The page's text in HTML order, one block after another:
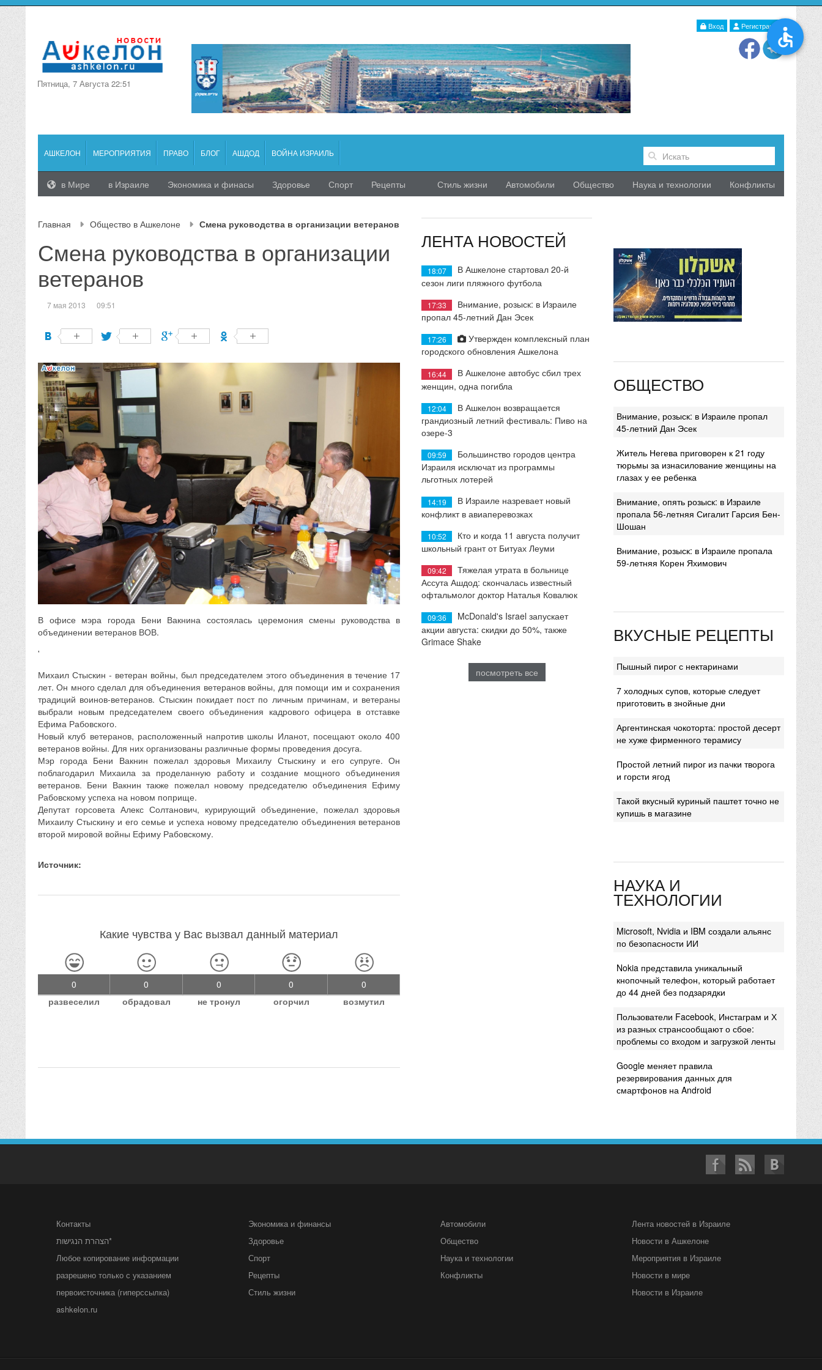
Вход Регистрация
Пятница, 7 Августа 22:51
АШКЕЛОН МЕРОПРИЯТИЯ ПРАВО БЛОГ АШДОД ВОЙНА ИЗРАИЛЬ
в Мире в Израиле Экономика и финасы Здоровье Спорт Рецепты Стиль жизни Автомобили Общество Наука и технологии Конфликты
Главная Общество в Ашкелоне Смена руководства в организации ветеранов
Смена руководства в организации
ветеранов
7 мая 2013 09:51
В офисе мэра города Бени Вакнина состоялась церемония смены руководства в
объединении ветеранов ВОВ.
'
Михаил Стыскин - ветеран войны, был председателем этого объединения в течение 17
лет. Он много сделал для объединения ветеранов войны, для помощи им и сохранения
традиций воинов-ветеранов. Стыскин покидает пост по личным причинам, и ветераны
выбрали новым председателем своего объединения кадрового офицера в отставке
Ефима Рабовского.
Новый клуб ветеранов, расположенный напротив школы Иланот, посещают около 400
ветеранов войны. Для них организованы различные формы проведения досуга.
Мэр города Бени Вакнин пожелал здоровья Михаилу Стыскину и его супруге. Он
поблагодарил Михаила за проделанную работу и создание мощного объединения
ветеранов. Бени Вакнин также пожелал новому председателю объединения Ефиму
Рабовскому успеха на новом поприще.
Депутат горсовета Алекс Солтанович, курирующий объединение, пожелал здоровья
Михаилу Стыскину и его семье и успеха новому председателю объединения ветеранов
второй мировой войны Ефиму Рабовскому.
Источник:
Какие чувства у Вас вызвал данный материал
0
развеселил
0
обрадовал
0
не тронул
0
огорчил
0
возмутил
ЛЕНТА НОВОСТЕЙ
18:07
В Ашкелоне стартовал 20-й
сезон лиги пляжного футбола
17:33
Внимание, розыск: в Израиле
пропал 45-летний Дан Эсек
17:26
Утвержден комплексный план
городского обновления Ашкелона
16:44
В Ашкелоне автобус сбил трех
женщин, одна погибла
12:04
В Ашкелон возвращается
грандиозный летний фестиваль: Пиво на
озере-3
09:59
Большинство городов центра
Израиля исключат из программы
льготных лотерей
14:19
В Израиле назревает новый
конфликт в авиаперевозках
10:52
Кто и когда 11 августа получит
школьный грант от Битуах Леуми
09:42
Тяжелая утрата в больнице
Ассута Ашдод: скончалась известный
офтальмолог доктор Наталья Ковалюк
09:36
McDonald's Israel запускает
акции августа: скидки до 50%, также
Grimace Shake
посмотреть все
ОБЩЕСТВО
Внимание, розыск: в Израиле пропал
45-летний Дан Эсек
Житель Негева приговорен к 21 году
тюрьмы за изнасилование женщины на
глазах у ее ребенка
Внимание, опять розыск: в Израиле
пропала 56-летняя Сигалит Гарсия Бен-
Шошан
Внимание, розыск: в Израиле пропала
59-летняя Корен Яхимович
ВКУСНЫЕ РЕЦЕПТЫ
Пышный пирог с нектаринами
7 холодных супов, которые следует
приготовить в знойные дни
Аргентинская чокоторта: простой десерт
не хуже фирменного терамису
Простой летний пирог из пачки творога
и горсти ягод
Такой вкусный куриный паштет точно не
купишь в магазине
НАУКА И
ТЕХНОЛОГИИ
Microsoft, Nvidia и IBM создали альянс
по безопасности ИИ
Nokia представила уникальный
кнопочный телефон, который работает
до 44 дней без подзарядки
Пользователи Facebook, Инстаграм и Х
из разных странсообщают о сбое:
проблемы со входом и загрузкой ленты
Google меняет правила
резервирования данных для
смартфонов на Android
Контакты
הצהרת הנגישות*
Любое копирование информации
разрешено только с указанием
первоисточника (гиперссылка)
ashkelon.ru
Экономика и финансы
Здоровье
Спорт
Рецепты
Стиль жизни
Автомобили
Общество
Наука и технологии
Конфликты
Лента новостей в Израиле
Новости в Ашкелоне
Мероприятия в Израиле
Новости в мире
Новости в Израиле